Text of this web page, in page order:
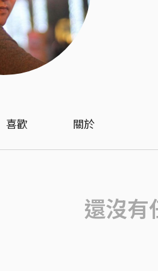
喜歡 關於
還沒有